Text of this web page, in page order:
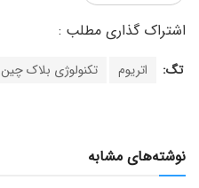
تگ: اتریوم تکنولوژی بلاک چین
نوشته‌های مشابه